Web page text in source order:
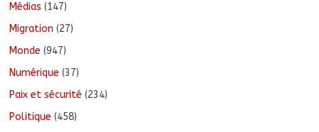
Médias (147)
Migration (27)
Monde (947)
Numérique (37)
Paix et sécurité (234)
Politique (458)